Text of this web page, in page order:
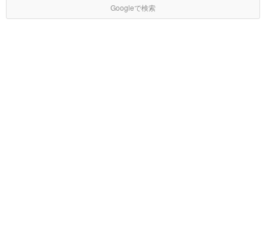
Googleで検索